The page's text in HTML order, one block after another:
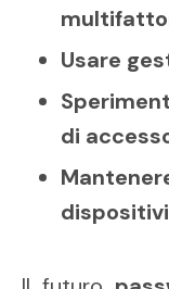
Usare
di
dispositivi